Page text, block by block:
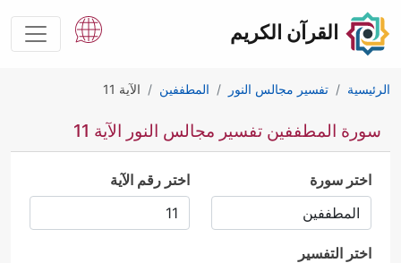
القرآن الكريم
الرئيسية تفسير مجالس النور المطففين الآية 11
سورة المطففين تفسير مجالس النور الآية 11
اختر سورة اختر رقم الآية
اختر التفسير